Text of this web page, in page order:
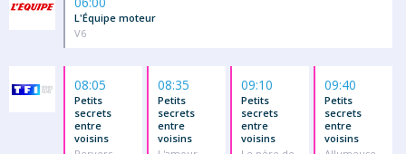
L'Équipe moteur
V6
08:05
Petits
secrets
entre
voisins
08:35
Petits
secrets
entre
voisins
09:10
Petits
secrets
entre
voisins
09:40
Petits
secrets
entre
voisins